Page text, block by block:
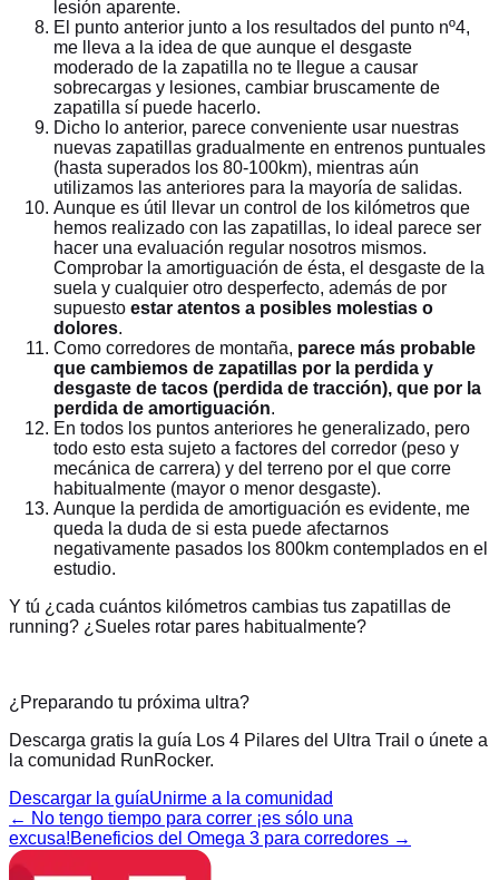
lesión aparente.
El punto anterior junto a los resultados del punto nº4,
me lleva a la idea de que aunque el desgaste
moderado de la zapatilla no te llegue a causar
sobrecargas y lesiones, cambiar bruscamente de
zapatilla sí puede hacerlo.
Dicho lo anterior, parece conveniente usar nuestras
nuevas zapatillas gradualmente en entrenos puntuales
(hasta superados los 80-100km), mientras aún
utilizamos las anteriores para la mayoría de salidas.
Aunque es útil llevar un control de los kilómetros que
hemos realizado con las zapatillas, lo ideal parece ser
hacer una evaluación regular nosotros mismos.
Comprobar la amortiguación de ésta, el desgaste de la
suela y cualquier otro desperfecto, además de por
supuesto estar atentos a posibles molestias o
dolores.
Como corredores de montaña, parece más probable
que cambiemos de zapatillas por la perdida y
desgaste de tacos (perdida de tracción), que por la
perdida de amortiguación.
En todos los puntos anteriores he generalizado, pero
todo esto esta sujeto a factores del corredor (peso y
mecánica de carrera) y del terreno por el que corre
habitualmente (mayor o menor desgaste).
Aunque la perdida de amortiguación es evidente, me
queda la duda de si esta puede afectarnos
negativamente pasados los 800km contemplados en el
estudio.
Y tú ¿cada cuántos kilómetros cambias tus zapatillas de
running? ¿Sueles rotar pares habitualmente?
¿Preparando tu próxima ultra?
Descarga gratis la guía Los 4 Pilares del Ultra Trail o únete a
la comunidad RunRocker.
Descargar la guíaUnirme a la comunidad
← No tengo tiempo para correr ¡es sólo una
excusa!Beneficios del Omega 3 para corredores →